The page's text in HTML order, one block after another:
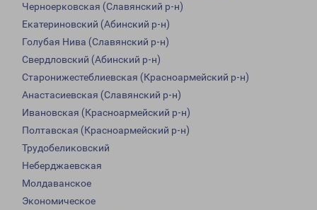
Черноерковская (Славянский р-н)
Екатериновский (Абинский р-н)
Голубая Нива (Славянский р-н)
Свердловский (Абинский р-н)
Старонижестеблиевская (Красноармейский р-н)
Анастасиевская (Славянский р-н)
Ивановская (Красноармейский р-н)
Полтавская (Красноармейский р-н)
Трудобеликовский
Неберджаевская
Молдаванское
Экономическое